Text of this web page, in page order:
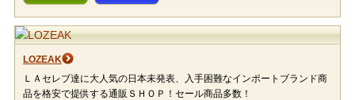
LOZEAK
ＬＡセレブ達に大人気の日本未発表、入手困難なインポートブランド商
品を格安で提供する通販ＳＨＯＰ！セール商品多数！